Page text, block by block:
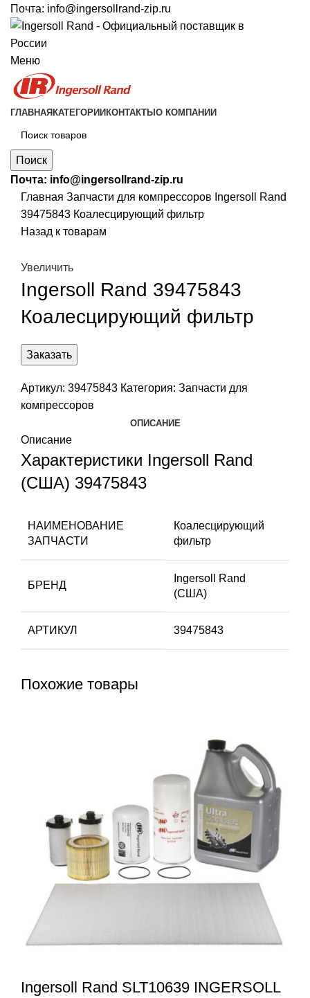
Почта: info@ingersollrand-zip.ru
Меню
ГЛАВНАЯ КАТЕГОРИИ КОНТАКТЫ О КОМПАНИИ
Поиск
Почта: info@ingersollrand-zip.ru
Главная Запчасти для компрессоров Ingersoll Rand
39475843 Коалесцирующий фильтр
Назад к товарам
Увеличить
Ingersoll Rand 39475843
Коалесцирующий фильтр
Заказать
Артикул: 39475843 Категория: Запчасти для
компрессоров
ОПИСАНИЕ
Описание
Характеристики Ingersoll Rand
(США) 39475843
НАИМЕНОВАНИЕ
ЗАПЧАСТИ
Коалесцирующий
фильтр
БРЕНД
Ingersoll Rand
(США)
АРТИКУЛ 39475843
Похожие товары
Ingersoll Rand SLT10639 INGERSOLL